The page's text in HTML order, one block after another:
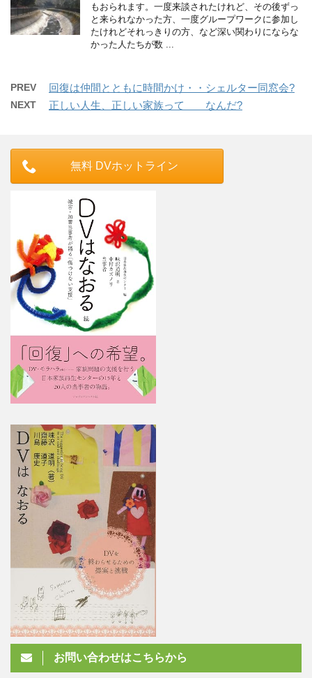
もおられます。一度来談されたけれど、その後ずっ
と来られなかった方、一度グループワークに参加し
たけれどそれっきりの方、など深い関わりにならな
かった人たちが数 ...
PREV 回復は仲間とともに時間かけ・・シェルター同窓会?
NEXT 正しい人生、正しい家族って なんだ?
無料 DVホットライン
お問い合わせはこちらから